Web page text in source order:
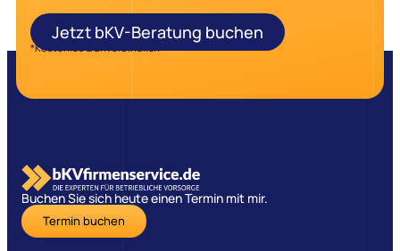
Jetzt bKV-Beratung buchen
*Kostenlos & unverbindlich
Buchen Sie sich heute einen Termin mit mir.
Termin buchen